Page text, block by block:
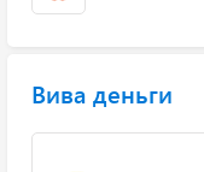
Вива деньги